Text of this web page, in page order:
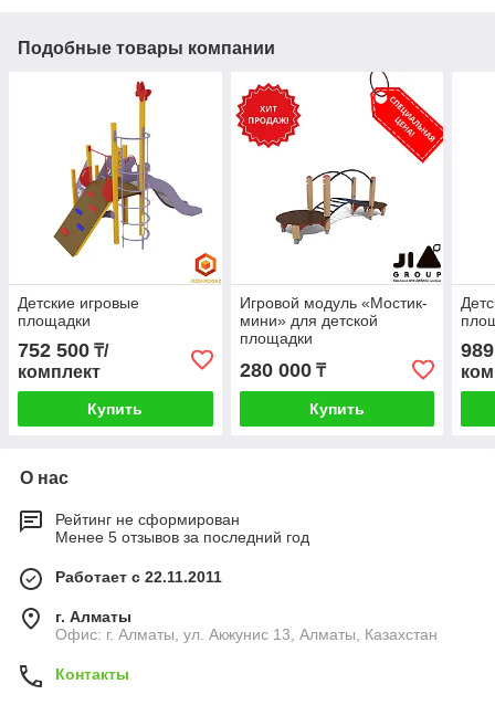
Подобные товары компании
Детские игровые
площадки
752 500 ₸/
комплект
Купить
Игровой модуль «Мостик-
мини» для детской
площадки
280 000₸
Купить
О нас
Рейтинг не сформирован
Менее 5 отзывов за последний год
Работает с 22.11.2011
г. Алматы
Офис: г. Алматы, ул. Акжунис 13, Алматы, Казахстан
Контакты